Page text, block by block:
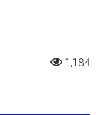
1,184